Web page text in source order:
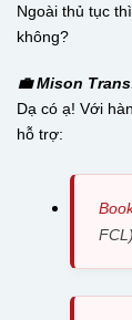
Ngoài thủ tục
không?
💼 Mison
Dạ có ạ! Với
hỗ trợ: